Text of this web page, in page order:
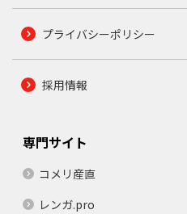
プライバシーポリシー
採用情報
専門サイト
コメリ産直
レンガ.pro